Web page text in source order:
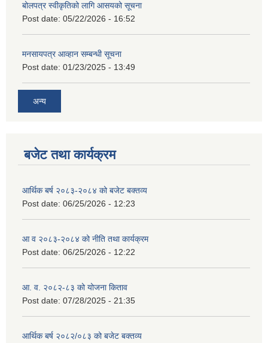
बोलपत्र स्वीकृतिको लागि आसयको सूचना
Post date: 05/22/2026 - 16:52
मनसायपत्र आव्हान सम्बन्धी सूचना
Post date: 01/23/2025 - 13:49
अन्य
बजेट तथा कार्यक्रम
आर्थिक बर्ष २०८३-२०८४ को बजेट बक्तव्य
Post date: 06/25/2026 - 12:23
आ व २०८३-२०८४ को नीति तथा कार्यक्रम
Post date: 06/25/2026 - 12:22
आ. व. २०८२-८३ को योजना किताव
Post date: 07/28/2025 - 21:35
आर्थिक बर्ष २०८२/०८३ को बजेट बक्तव्य